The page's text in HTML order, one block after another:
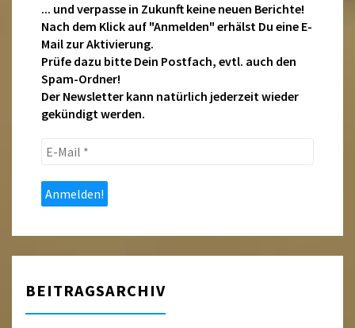
... und verpasse in Zukunft keine neuen Berichte!
Nach dem Klick auf "Anmelden" erhälst Du eine E-
Mail zur Aktivierung.
Prüfe dazu bitte Dein Postfach, evtl. auch den
Spam-Ordner!
Der Newsletter kann natürlich jederzeit wieder
gekündigt werden.
E-
*
BEITRAGSARCHIV